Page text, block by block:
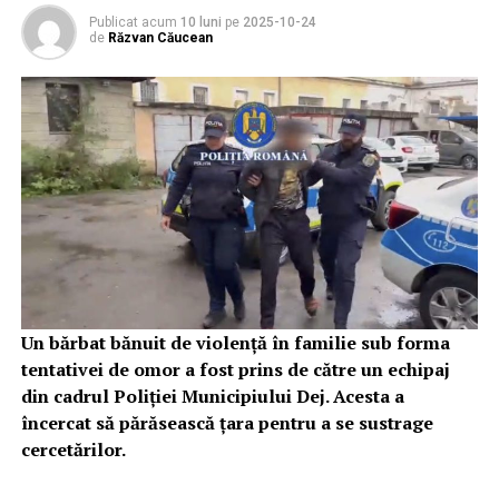
Publicat acum 10 luni pe 2025-10-24
de Răzvan Căucean
Un bărbat bănuit de violență în familie sub forma
tentativei de omor a fost prins de către un echipaj
din cadrul Poliției Municipiului Dej. Acesta a
încercat să părăsească țara pentru a se sustrage
cercetărilor.